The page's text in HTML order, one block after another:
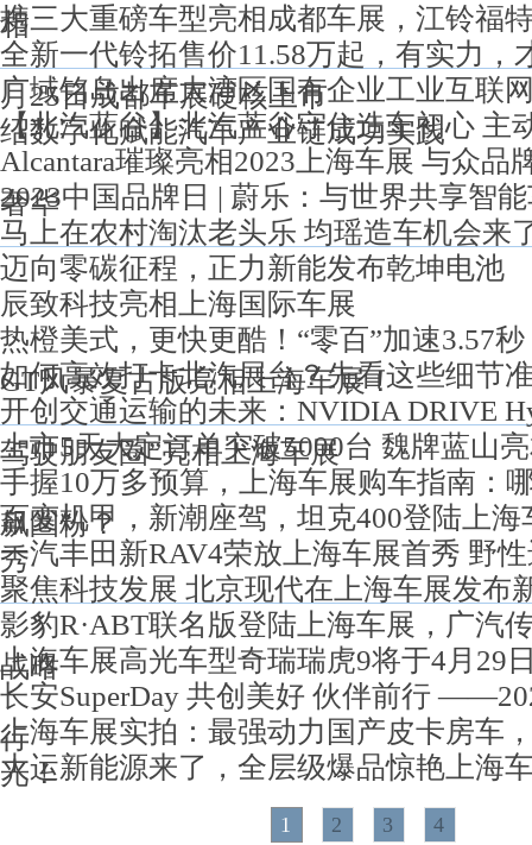
相
携三大重磅车型亮相成都车展，江铃福
全新一代铃拓售价11.58万起，有实力，
月25日成都车展硬核上市
广域铭岛出席大湾区国有企业工业互联
绍数字化赋能汽车产业链成功实践
【北汽蓝谷】北汽蓝谷守住造车初心 主
Alcantara璀璨亮相2023上海车展 与众品
奢华
2023中国品牌日 | 蔚乐：与世界共享智
马上在农村淘汰老头乐 均瑶造车机会来
迈向零碳征程，正力新能发布乾坤电池
辰致科技亮相上海国际车展
热橙美式，更快更酷！“零百”加速3.57
GT风暴复古版亮相上海车展！
如何高效打卡北汽展台？先看这些细节
开创交通运输的未来：NVIDIA DRIVE
驾驶朋友圈”亮相上海车展
上市5天大定订单突破5000台 魏牌蓝山
手握10万多预算，上海车展购车指南：
飙圈粉？
百变机甲，新潮座驾，坦克400登陆上
秀
一汽丰田新RAV4荣放上海车展首秀 野
聚焦科技发展 北京现代在上海车展发布
影豹R·ABT联名版登陆上海车展，广汽
战略
上海车展高光车型奇瑞瑞虎9将于4月29
长安SuperDay 共创美好 伙伴前行
行
上海车展实拍：最强动力国产皮卡房车
光！
大运新能源来了，全层级爆品惊艳上海
1 2 3 4